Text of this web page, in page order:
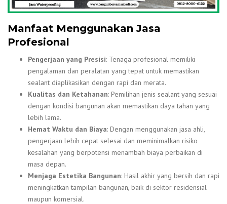
Manfaat Menggunakan Jasa
Profesional
Pengerjaan yang Presisi: Tenaga profesional memiliki
pengalaman dan peralatan yang tepat untuk memastikan
sealant diaplikasikan dengan rapi dan merata.
Kualitas dan Ketahanan: Pemilihan jenis sealant yang sesuai
dengan kondisi bangunan akan memastikan daya tahan yang
lebih lama.
Hemat Waktu dan Biaya: Dengan menggunakan jasa ahli,
pengerjaan lebih cepat selesai dan meminimalkan risiko
kesalahan yang berpotensi menambah biaya perbaikan di
masa depan.
Menjaga Estetika Bangunan: Hasil akhir yang bersih dan rapi
meningkatkan tampilan bangunan, baik di sektor residensial
maupun komersial.